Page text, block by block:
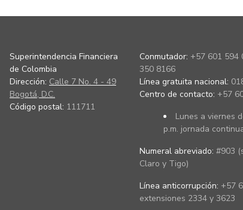
Superintendencia Financiera
de Colombia
Dirección: Calle 7 No. 4 - 49
Bogotá, D.C.
Código postal: 111711
Conmutador: +57 601 594
350 8166
Línea gratuita nacional:
Centro de contacto: +57
Lunes a viernes
p.m. jornada
Numeral abreviado: #903
Claro y Tigo)
Línea anticorrupción: +57
extensiones 2334 y 3623